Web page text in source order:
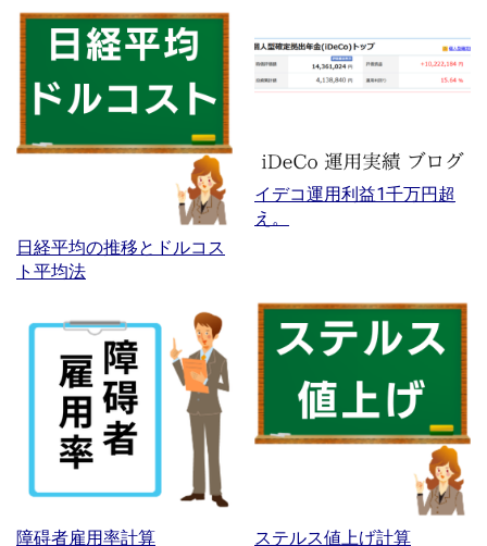
日経平均の推移とドルコス
ト平均法
イデコ運用利益1千万円超
え。
障碍者雇用率計算 ステルス値上げ計算